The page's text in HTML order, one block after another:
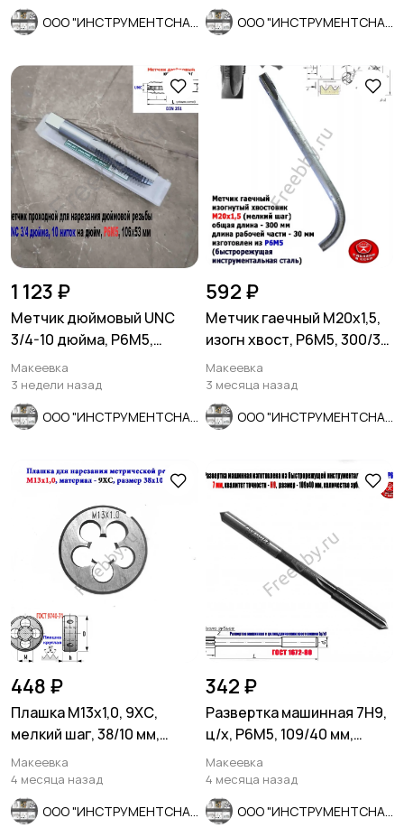
1 123 ₽
Метчик дюймовый UNC
3/4-10 дюйма, Р6М5,
штучный, 10 ниток, 106/53
мм.
Макеевка
3 недели назад
592 ₽
Метчик гаечный М20х1,5,
изогн хвост, Р6М5, 300/30
мм, мелкий шаг, СССР
Макеевка
3 месяца назад
448 ₽
Плашка М13х1,0, 9ХС,
мелкий шаг, 38/10 мм,
ГОСТ 7740-71.
Макеевка
4 месяца назад
342 ₽
Развертка машинная 7Н9,
ц/х, Р6М5, 109/40 мм,
2363-0068, СССР
Макеевка
4 месяца назад